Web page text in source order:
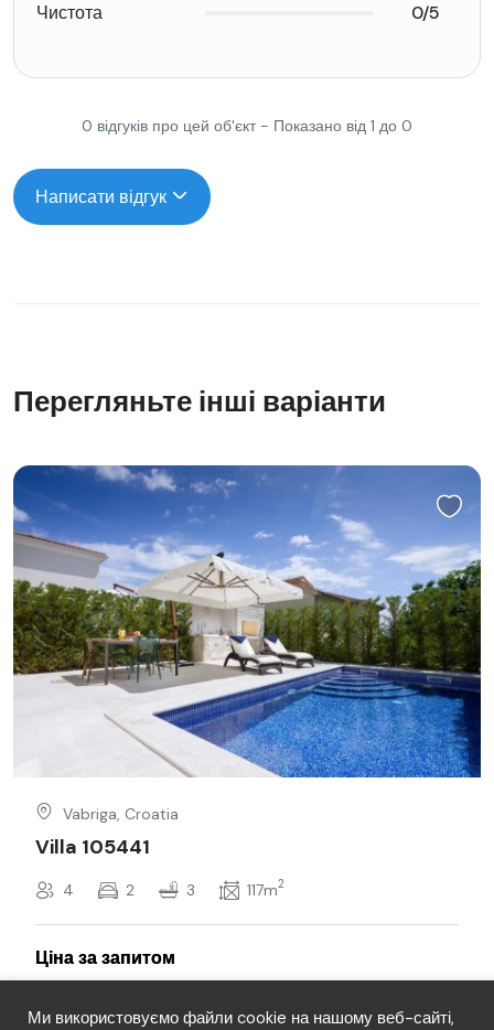
Чистота
0/5
0 відгуків про цей об'єкт - Показано від 1 до 0
Написати відгук
Перегляньте інші варіанти
Vabriga, Croatia
Villa 105441
4 2 3 117m2
Ми використовуємо файли cookie на нашому веб-сайті,